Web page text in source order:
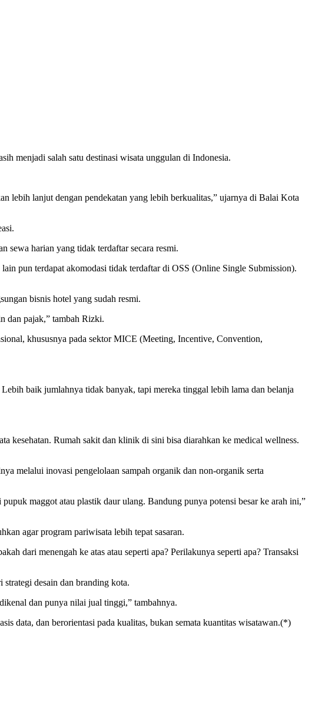
menjadi salah satu destinasi wisata unggulan di Indonesia.
lebih lanjut dengan pendekatan yang lebih berkualitas,” ujarnya di Balai Kota
sewa harian yang tidak terdaftar secara resmi.
pun terdapat akomodasi tidak terdaftar di OSS (Online Single Submission).
bisnis hotel yang sudah resmi.
dan pajak,” tambah Rizki.
khususnya pada sektor MICE (Meeting, Incentive, Convention,
baik jumlahnya tidak banyak, tapi mereka tinggal lebih lama dan belanja
kesehatan. Rumah sakit dan klinik di sini bisa diarahkan ke medical wellness.
melalui inovasi pengelolaan sampah organik dan non-organik serta
maggot atau plastik daur ulang. Bandung punya potensi besar ke arah ini,”
agar program pariwisata lebih tepat sasaran.
dari menengah ke atas atau seperti apa? Perilakunya seperti apa? Transaksi
desain dan branding kota.
dan punya nilai jual tinggi,” tambahnya.
data, dan berorientasi pada kualitas, bukan semata kuantitas wisatawan.(*)